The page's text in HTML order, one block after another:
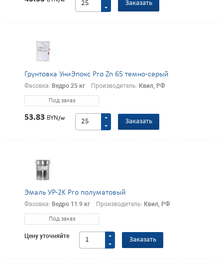
Заказать
Грунтовка УниЭпокс Pro Zn 65 темно-серый
Фасовка: Ведро 25 кг Производитель: Квил, РФ
Под заказ
53.83 BYN/кг Заказать
Эмаль УР-2K Pro полуматовый
Фасовка: Ведро 11.9 кг Производитель: Квил, РФ
Под заказ
Цену уточняйте Заказать